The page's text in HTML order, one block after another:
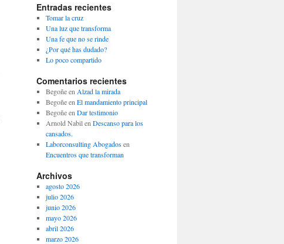
Entradas recientes
Tomar la cruz
Una luz que transforma
Una fe que no se rinde
¿Por qué has dudado?
Lo poco compartido
Comentarios recientes
Begoñeen Alzad la mirada
Begoñeen El mandamiento principal
Begoñeen Dar testimonio
Arnold Nabilen Descanso para los
cansados.
Laborconsulting Abogadosen
Encuentros que transforman
Archivos
agosto 2026
julio 2026
junio 2026
mayo 2026
abril 2026
marzo 2026